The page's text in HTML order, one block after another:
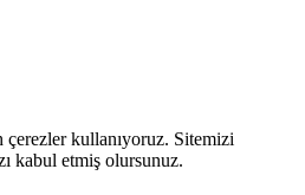
kullanıyoruz. Sitemizi
kabul etmiş olursunuz.